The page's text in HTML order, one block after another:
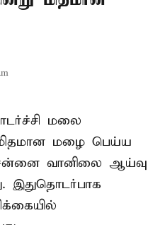
மலை
மழை பெய்ய
வானிலை ஆய்வு
இதுதொடர்பாக